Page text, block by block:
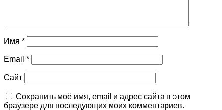
Имя *
Email *
Сайт
Сохранить моё имя, email и адрес сайта в этом
браузере для последующих моих комментариев.